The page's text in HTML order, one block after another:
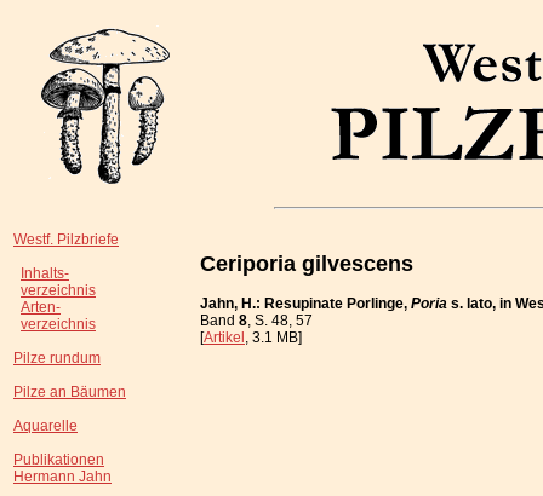
Westf. Pilzbriefe
Inhalts-
verzeichnis
Arten-
verzeichnis
Pilze rundum
Pilze an Bäumen
Aquarelle
Publikationen
Hermann Jahn
Ceriporia gilvescens
Jahn, H.: Resupinate Porlinge, Poria s. lato, in
Band 8, S. 48, 57
[Artikel, 3.1 MB]